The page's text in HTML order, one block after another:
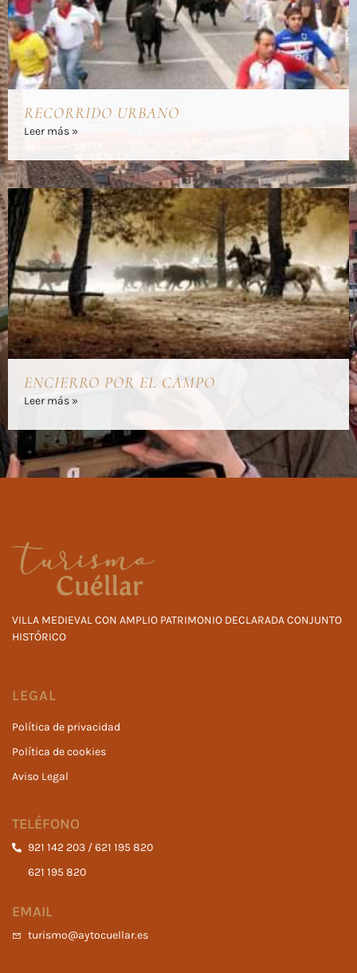
RECORRIDO URBANO
Leer más »
ENCIERRO POR EL CAMPO
Leer más »
VILLA MEDIEVAL CON AMPLIO PATRIMONIO DECLARADA CONJUNTO
HISTÓRICO
LEGAL
Política de privacidad
Política de cookies
Aviso Legal
TELÉFONO
921 142 203 / 621 195 820
621 195 820
EMAIL
turismo@aytocuellar.es